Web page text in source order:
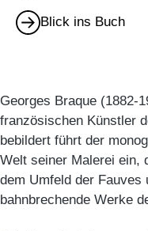
Blick ins Buch
Georges Braque (1882-
französischen Künstler
bebildert führt der
Welt seiner Malerei ein,
dem Umfeld der Fauves
bahnbrechende Werke